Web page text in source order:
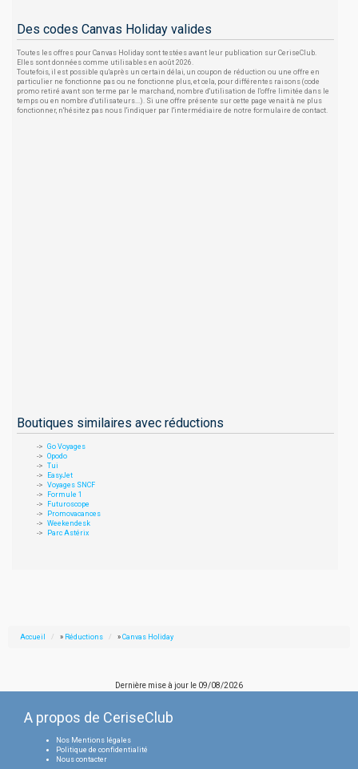
Des codes Canvas Holiday valides
Toutes les offres pour Canvas Holiday sont testées avant leur publication sur CeriseClub.
Elles sont données comme utilisables en août 2026.
Toutefois, il est possible qu'après un certain délai, un coupon de réduction ou une offre en
particulier ne fonctionne pas ou ne fonctionne plus, et cela, pour différentes raisons (code
promo retiré avant son terme par le marchand, nombre d'utilisation de l'offre limitée dans le
temps ou en nombre d'utilisateurs...). Si une offre présente sur cette page venait à ne plus
fonctionner, n'hésitez pas nous l'indiquer par l'intermédiaire de notre formulaire de contact.
Boutiques similaires avec réductions
Go Voyages
Opodo
Tui
EasyJet
Voyages SNCF
Formule 1
Futuroscope
Promovacances
Weekendesk
Parc Astérix
Accueil » Réductions » Canvas Holiday
Dernière mise à jour le 09/08/2026
A propos de CeriseClub
Nos Mentions légales
Politique de confidentialité
Nous contacter